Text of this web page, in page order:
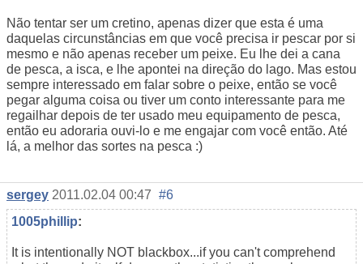
Não tentar ser um cretino, apenas dizer que esta é uma
daquelas circunstâncias em que você precisa ir pescar por si
mesmo e não apenas receber um peixe. Eu lhe dei a cana
de pesca, a isca, e lhe apontei na direção do lago. Mas estou
sempre interessado em falar sobre o peixe, então se você
pegar alguma coisa ou tiver um conto interessante para me
regailhar depois de ter usado meu equipamento de pesca,
então eu adoraria ouvi-lo e me engajar com você então. Até
lá, a melhor das sortes na pesca :)
sergey 2011.02.04 00:47 #6
1005phillip:
It is intentionally NOT blackbox...if you can't comprehend